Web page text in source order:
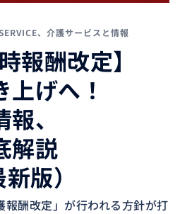
、 介護サービスと情報
報酬改定】
げへ！
、
解説
版）
酬改定」が行われる方針が打